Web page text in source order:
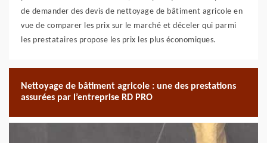
de demander des devis de nettoyage de bâtiment agricole en
vue de comparer les prix sur le marché et déceler qui parmi
les prestataires propose les prix les plus économiques.
Nettoyage de bâtiment agricole : une des prestations
assurées par l’entreprise RD PRO